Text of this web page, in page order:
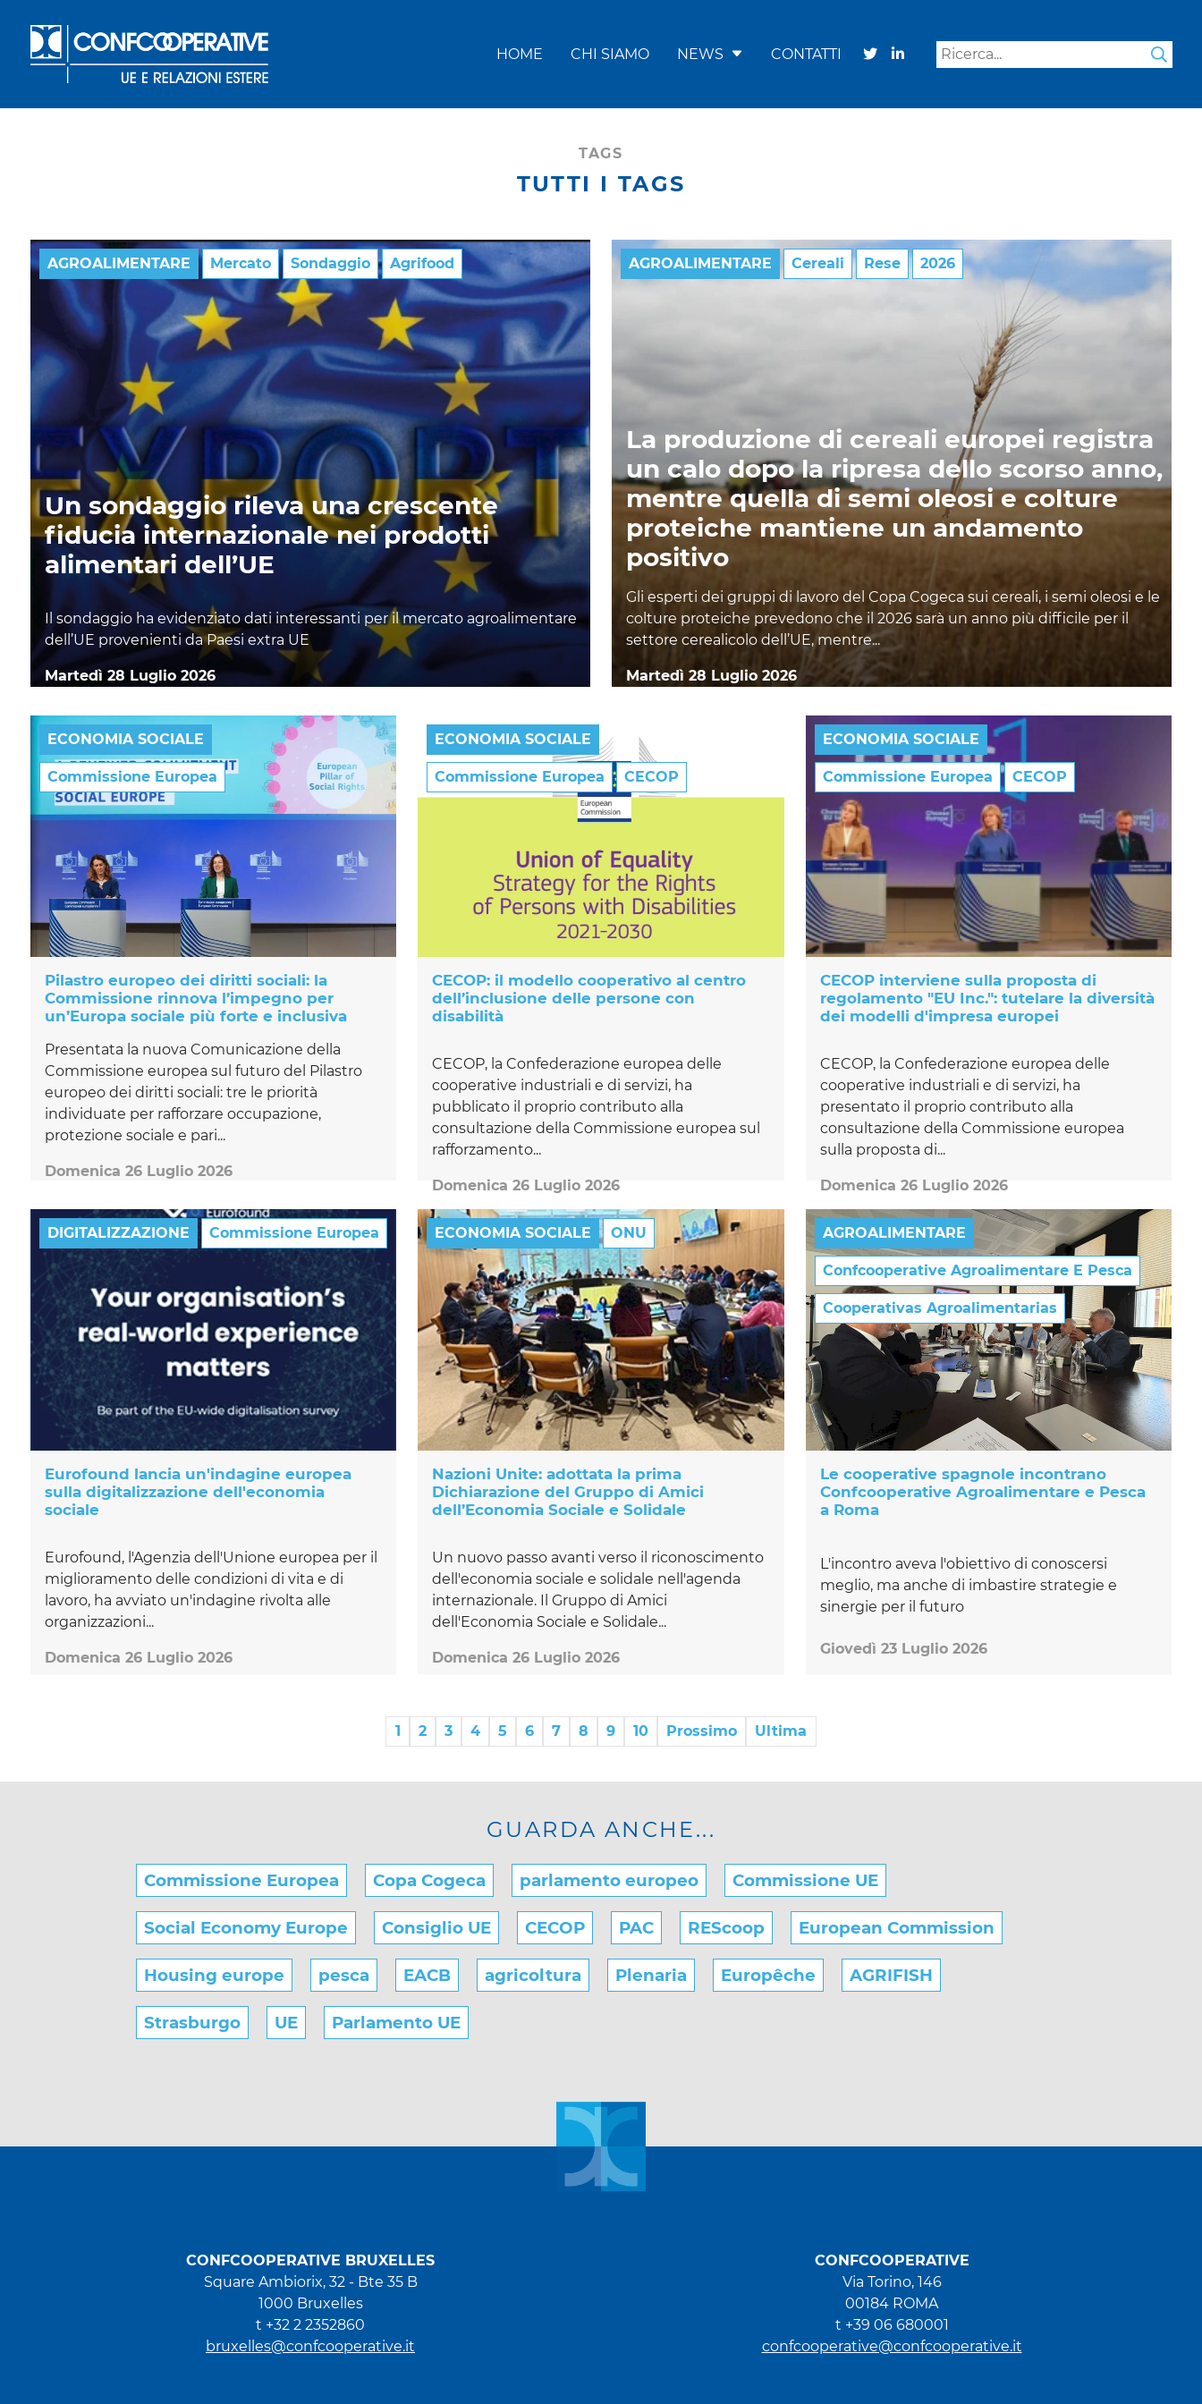
HOME CHI SIAMO NEWS CONTATTI
TAGS
TUTTI I TAGS
AGROALIMENTARE Mercato Sondaggio Agrifood
Un sondaggio rileva una crescente
fiducia internazionale nei prodotti
alimentari dell’UE
Il sondaggio ha evidenziato dati interessanti per il mercato agroalimentare
dell’UE provenienti da Paesi extra UE
Martedì 28 Luglio 2026
AGROALIMENTARE Cereali Rese 2026
La produzione di cereali europei registra
un calo dopo la ripresa dello scorso anno,
mentre quella di semi oleosi e colture
proteiche mantiene un andamento
positivo
Gli esperti dei gruppi di lavoro del Copa Cogeca sui cereali, i semi oleosi e le
colture proteiche prevedono che il 2026 sarà un anno più difficile per il
settore cerealicolo dell’UE, mentre...
Martedì 28 Luglio 2026
ECONOMIA SOCIALE
Commissione Europea
Pilastro europeo dei diritti sociali: la
Commissione rinnova l’impegno per
un’Europa sociale più forte e inclusiva
Presentata la nuova Comunicazione della
Commissione europea sul futuro del Pilastro
europeo dei diritti sociali: tre le priorità
individuate per rafforzare occupazione,
protezione sociale e pari...
Domenica 26 Luglio 2026
ECONOMIA SOCIALE
Commissione Europea CECOP
CECOP: il modello cooperativo al centro
dell’inclusione delle persone con
disabilità
CECOP, la Confederazione europea delle
cooperative industriali e di servizi, ha
pubblicato il proprio contributo alla
consultazione della Commissione europea sul
rafforzamento...
Domenica 26 Luglio 2026
ECONOMIA SOCIALE
Commissione Europea CECOP
CECOP interviene sulla proposta di
regolamento "EU Inc.": tutelare la diversità
dei modelli d'impresa europei
CECOP, la Confederazione europea delle
cooperative industriali e di servizi, ha
presentato il proprio contributo alla
consultazione della Commissione europea
sulla proposta di...
Domenica 26 Luglio 2026
DIGITALIZZAZIONE Commissione Europea
Eurofound lancia un'indagine europea
sulla digitalizzazione dell'economia
sociale
Eurofound, l'Agenzia dell'Unione europea per il
miglioramento delle condizioni di vita e di
lavoro, ha avviato un'indagine rivolta alle
organizzazioni...
Domenica 26 Luglio 2026
ECONOMIA SOCIALE ONU
Nazioni Unite: adottata la prima
Dichiarazione del Gruppo di Amici
dell’Economia Sociale e Solidale
Un nuovo passo avanti verso il riconoscimento
dell'economia sociale e solidale nell'agenda
internazionale. Il Gruppo di Amici
dell'Economia Sociale e Solidale...
Domenica 26 Luglio 2026
AGROALIMENTARE
Confcooperative Agroalimentare E Pesca
Cooperativas Agroalimentarias
Le cooperative spagnole incontrano
Confcooperative Agroalimentare e Pesca
a Roma
L'incontro aveva l'obiettivo di conoscersi
meglio, ma anche di imbastire strategie e
sinergie per il futuro
Giovedì 23 Luglio 2026
1 2 3 4 5 6 7 8 9 10 Prossimo Ultima
GUARDA ANCHE...
Commissione Europea Copa Cogeca parlamento europeo Commissione UE
Social Economy Europe Consiglio UE CECOP PAC REScoop European Commission
Housing europe pesca EACB agricoltura Plenaria Europêche AGRIFISH
Strasburgo UE Parlamento UE
CONFCOOPERATIVE BRUXELLES
Square Ambiorix, 32 - Bte 35 B
1000 Bruxelles
t +32 2 2352860
bruxelles@confcooperative.it
CONFCOOPERATIVE
Via Torino, 146
00184 ROMA
t +39 06 680001
confcooperative@confcooperative.it